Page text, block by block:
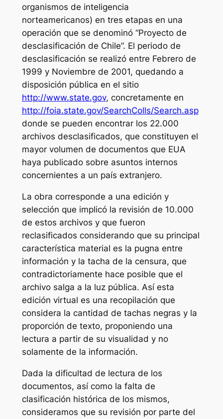
organismos de inteligencia
norteamericanos) en tres etapas en una
operación que se denominó “Proyecto de
desclasificación de Chile”. El periodo de
desclasificación se realizó entre Febrero de
1999 y Noviembre de 2001, quedando a
disposición pública en el sitio
http://www.state.gov, concretamente en
http://foia.state.gov/SearchColls/Search.asp
donde se pueden encontrar los 22.000
archivos desclasificados, que constituyen el
mayor volumen de documentos que EUA
haya publicado sobre asuntos internos
concernientes a un país extranjero.
La obra corresponde a una edición y
selección que implicó la revisión de 10.000
de estos archivos y que fueron
reclasificados considerando que su principal
característica material es la pugna entre
información y la tacha de la censura, que
contradictoriamente hace posible que el
archivo salga a la luz pública. Así esta
edición virtual es una recopilación que
considera la cantidad de tachas negras y la
proporción de texto, proponiendo una
lectura a partir de su visualidad y no
solamente de la información.
Dada la dificultad de lectura de los
documentos, así como la falta de
clasificación histórica de los mismos,
consideramos que su revisión por parte del